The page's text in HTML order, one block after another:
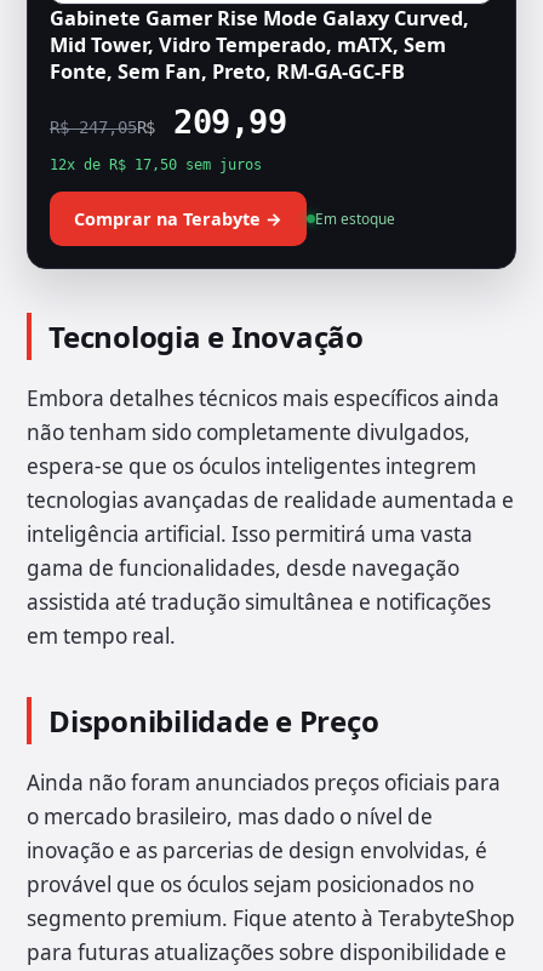
Gabinete Gamer Rise Mode Galaxy Curved,
Mid Tower, Vidro Temperado, mATX, Sem
Fonte, Sem Fan, Preto, RM-GA-GC-FB
R$ 247,05R$209,99
12x de R$ 17,50 sem juros
Comprar na Terabyte → Em estoque
Tecnologia e Inovação
Embora detalhes técnicos mais específicos ainda
não tenham sido completamente divulgados,
espera-se que os óculos inteligentes integrem
tecnologias avançadas de realidade aumentada e
inteligência artificial. Isso permitirá uma vasta
gama de funcionalidades, desde navegação
assistida até tradução simultânea e notificações
em tempo real.
Disponibilidade e Preço
Ainda não foram anunciados preços oficiais para
o mercado brasileiro, mas dado o nível de
inovação e as parcerias de design envolvidas, é
provável que os óculos sejam posicionados no
segmento premium. Fique atento à TerabyteShop
para futuras atualizações sobre disponibilidade e